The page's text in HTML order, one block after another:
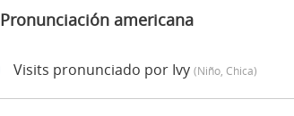
Pronunciación americana
Visits pronunciado por Ivy (niño, Chica)